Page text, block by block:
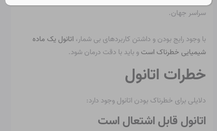
سراسر جهان.
با وجود رایج بودن و داشتن کاربردهای بی شمار،اتانول یک ماده
شیمیایی خطرناک است و باید با دقت درمان شود.
خطرات اتانول
دلایلی برای خطرناک بودن اتانول وجود دارد:
اتانول قابل اشتعال است